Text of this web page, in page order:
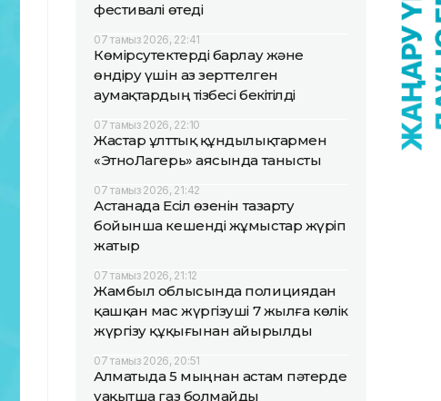
фестивалі өтеді
07 тамыз 2026, 22:41
Көмірсутектерді барлау және
өндіру үшін аз зерттелген
аумақтардың тізбесі бекітілді
07 тамыз 2026, 22:10
Жастар ұлттық құндылықтармен
«ЭтноЛагерь» аясында танысты
07 тамыз 2026, 21:42
Астанада Есіл өзенін тазарту
бойынша кешенді жұмыстар жүріп
жатыр
07 тамыз 2026, 21:12
Жамбыл облысында полициядан
қашқан мас жүргізуші 7 жылға көлік
жүргізу құқығынан айырылды
07 тамыз 2026, 20:51
Алматыда 5 мыңнан астам пәтерде
уақытша газ болмайды